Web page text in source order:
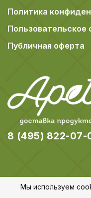
Политика
Пользовательское
Публичная оферта
8 (495) 822-07-
Мы используем